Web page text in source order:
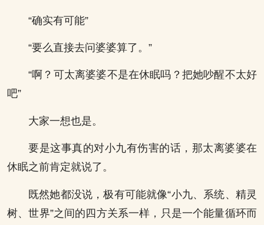
“确实有可能”
“要么直接去问婆婆算了。”
“啊？可太离婆婆不是在休眠吗？把她吵醒不太好
吧”
大家一想也是。
要是这事真的对小九有伤害的话，那太离婆婆在
休眠之前肯定就说了。
既然她都没说，极有可能就像“小九、系统、精灵
树、世界”之间的四方关系一样，只是一个能量循环而